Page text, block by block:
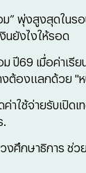
ม” พุ่งสูงสุดในร
นยังไงให้รอด
ปี69 เมื่อค่าเรีย
งต้องแลกด้วย "
าใช้จ่ายรับเปิดเ
.
วงศึกษาธิการ ช่